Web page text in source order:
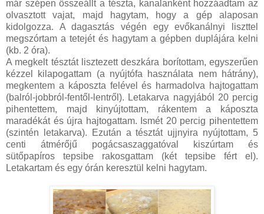
már szépen összeállt a tészta, kanalanként hozzáadtam az
olvasztott vajat, majd hagytam, hogy a gép alaposan
kidolgozza. A dagasztás végén egy evőkanálnyi liszttel
megszórtam a tetejét és hagytam a gépben duplájára kelni
(kb. 2 óra).
A megkelt tésztát lisztezett deszkára borítottam, egyszerűen
kézzel kilapogattam (a nyújtófa használata nem hátrány),
megkentem a káposzta felével és harmadolva hajtogattam
(balról-jobbról-fentől-lentről). Letakarva nagyjából 20 percig
pihentettem, majd kinyújtottam, rákentem a káposzta
maradékát és újra hajtogattam. Ismét 20 percig pihentettem
(szintén letakarva). Ezután a tésztát ujjnyira nyújtottam, 5
centi átmérőjű pogácsaszaggatóval kiszúrtam és
sütőpapíros tepsibe rakosgattam (két tepsibe fért el).
Letakartam és egy órán keresztül kelni hagytam.